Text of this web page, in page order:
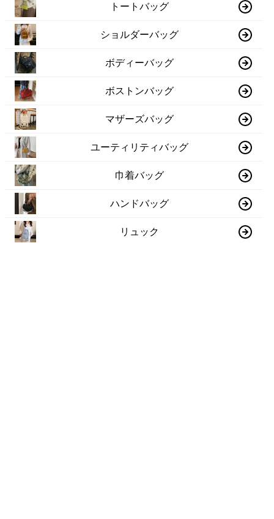
トートバッグ
ショルダーバッグ
ボディーバッグ
ボストンバッグ
マザーズバッグ
ユーティリティバッグ
巾着バッグ
ハンドバッグ
リュック